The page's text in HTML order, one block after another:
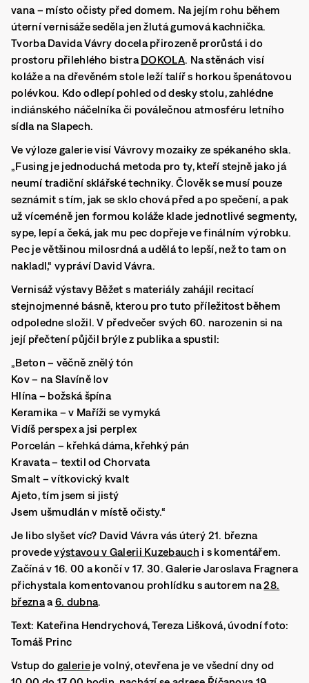
vana – místo očisty před domem. Na jejím rohu během
úterní vernisáže seděla jen žlutá gumová kachnička.
Tvorba Davida Vávry docela přirozeně prorůstá i do
prostoru přilehlého bistra DOKOLA. Na stěnách visí
koláže a na dřevěném stole leží talíř s horkou špenátovou
polévkou. Kdo odlepí pohled od desky stolu, zahlédne
indiánského náčelníka či poválečnou atmosféru letního
sídla na Slapech.
Ve výloze galerie visí Vávrovy mozaiky ze spékaného skla.
„Fusing je jednoduchá metoda pro ty, kteří stejně jako já
neumí tradiční sklářské techniky. Člověk se musí pouze
seznámit s tím, jak se sklo chová před a po spečení, a pak
už víceméně jen formou koláže klade jednotlivé segmenty,
sype, lepí a čeká, jak mu pec dopřeje ve finálním výrobku.
Pec je většinou milosrdná a udělá to lepší, než to tam on
nakladl,“ vypráví David Vávra.
Vernisáž výstavy Běžet s materiály zahájil recitací
stejnojmenné básně, kterou pro tuto příležitost během
odpoledne složil. V předvečer svých 60. narozenin si na
její přečtení půjčil brýle z publika a spustil:
„Beton – věčně znělý tón
Kov – na Slavíně lov
Hlína – božská špína
Keramika – v Maříži se vymyká
Vidíš perspex a jsi perplex
Porcelán – křehká dáma, křehký pán
Kravata – textil od Chorvata
Smalt – vítkovický kvalt
Ajeto, tím jsem si jistý
Jsem ušmudlán v místě očisty.“
Je libo slyšet víc? David Vávra vás úterý 21. března
provedevýstavou v Galerii Kuzebauch i s komentářem.
Začíná v 16. 00 a končí v 17. 30. Galerie Jaroslava Fragnera
přichystala komentovanou prohlídku s autorem na28.
březnaa 6. dubna.
Text: Kateřina Hendrychová, Tereza Lišková, úvodní foto:
Tomáš Princ
Vstup do galerieje volný, otevřena je ve všední dny od